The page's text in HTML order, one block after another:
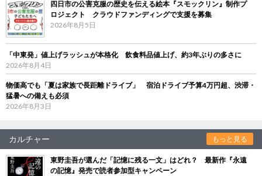
四日市の公害克服の歴史を伝える絵本『スモックリン』制作プ
ロジェクト クラウドファンディングで支援を募集
2026年8月5日
「中東発」値上げラッシュが本格化 飲食料品値上げ、約3年ぶりの多さに
2026年8月4日
物価高でも「夏は家族で長距離ドライブ」 宿泊ドライブ予算4万円超、渋滞・
猛暑への備えも必須
2026年8月3日
カルチャー もっと見る
東野圭吾が選んだ「記憶に残る一文」はどれ？ 最新作『永遠
の記憶』発売で読者参加型キャンペーン